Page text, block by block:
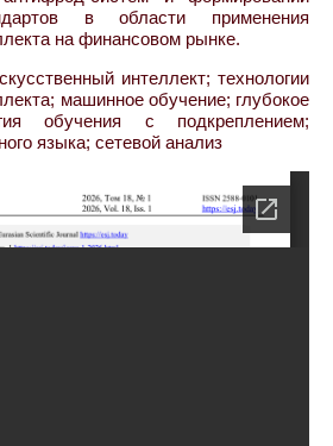
в области применения
на финансовом рынке.
интеллект; технологии
машинное обучение; глубокое
обучения с подкреплением;
языка; сетевой анализ